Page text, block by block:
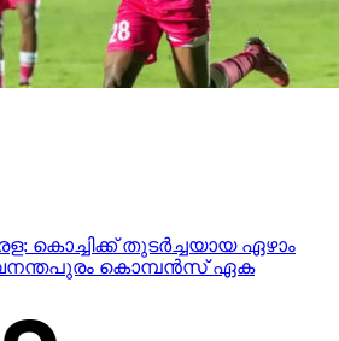
കൊച്ചിക്ക് തുടര്‍ച്ചയായ ഏഴാം
കൊമ്പന്‍സ് ഏക